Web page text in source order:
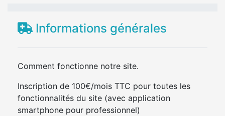
Informations générales
Comment fonctionne notre site.
Inscription de 100€/mois TTC pour toutes les
fonctionnalités du site (avec application
smartphone pour professionnel)